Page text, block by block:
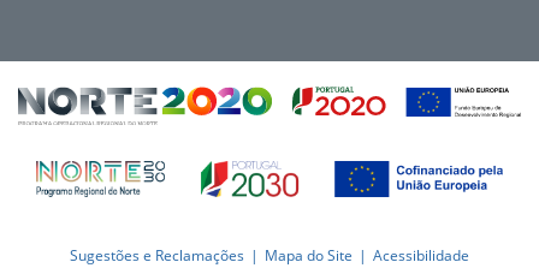
Sugestões e Reclamações Mapa do Site Acessibilidade